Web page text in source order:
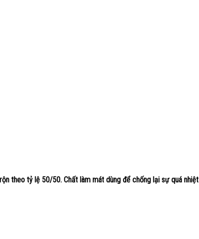
theo tỷ lệ 50/50. Chất làm mát dùng để chống lại sự quá nhiệt